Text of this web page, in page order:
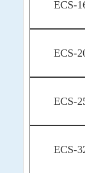
ECS-
ECS-
ECS-
ECS-